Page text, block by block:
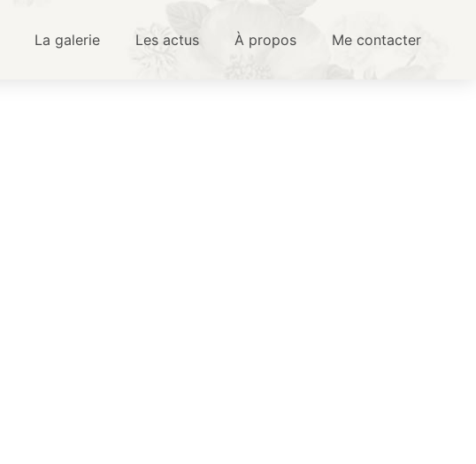
La galerie Les actus À propos Me contacter